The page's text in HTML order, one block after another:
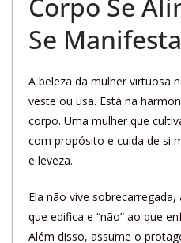
Se Manifesta
A beleza da mulher virtuosa
veste ou usa. Está na
corpo. Uma mulher que
com propósito e cuida de si
e leveza.
Ela não vive sobrecarregada,
que edifica e “não” ao que
Além disso, assume o